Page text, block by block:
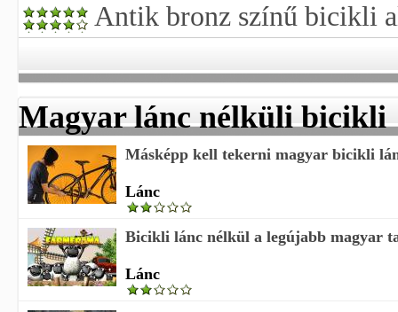
Antik bronz színű bicikli
Magyar lánc nélküli bicikli
Másképp kell tekerni magyar bicikli
Lánc
Bicikli lánc nélkül a legújabb magyar
Lánc